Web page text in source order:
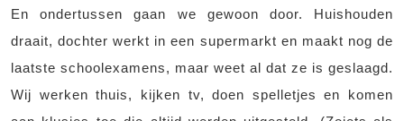
En ondertussen gaan we gewoon door. Huishouden
draait, dochter werkt in een supermarkt en maakt nog de
laatste schoolexamens, maar weet al dat ze is geslaagd.
Wij werken thuis, kijken tv, doen spelletjes en komen